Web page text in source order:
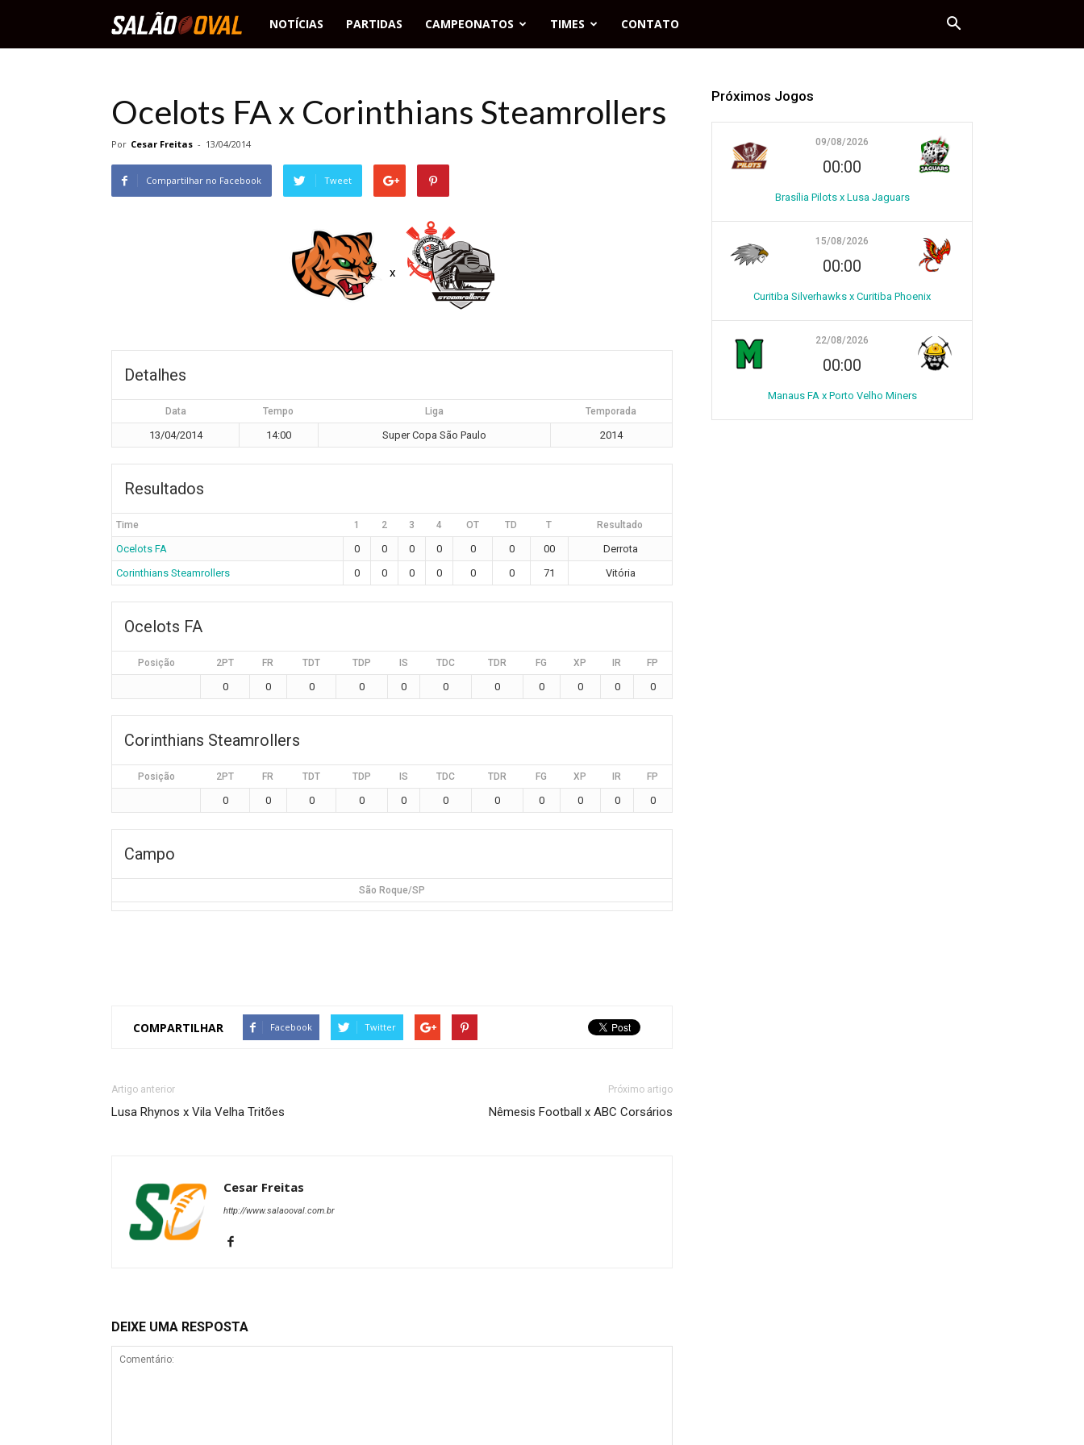
Salão
NOTÍCIAS PARTIDAS CAMPEONATOS TIMES CONTATO
Ocelots FA x Corinthians Steamrollers
Por Cesar Freitas - 13/04/2014
Compartilhar no Facebook Tweet
x
Detalhes
Data Tempo Liga Temporada
13/04/2014 14:00 Super Copa São Paulo 2014
Resultados
Time 1 2 3 4 OT TD T Resultado
Ocelots FA 0 0 0 0 0 0 00
Derrota
Corinthians Steamrollers
0 0 0 0 0 0 71 Vitória
Ocelots FA
Posição 2PT FR TDT TDP IS TDC TDR FG XP IR FP
0 0 0 0 0 0 0 0 0 0 0
Corinthians Steamrollers
Posição 2PT FR TDT TDP IS TDC TDR FG XP IR FP
0 0 0 0 0 0 0 0 0 0 0
Campo
São Roque/SP
COMPARTILHAR Facebook Twitter
Artigo anterior
Lusa Rhynos x Vila Velha Tritões
Próximo artigo
Nêmesis Football x ABC Corsários
Cesar Freitas
http://www.salaooval.com.br
DEIXE UMA RESPOSTA
Próximos Jogos
09/08/2026
00:00
Brasília Pilots x Lusa Jaguars
15/08/2026
00:00
Curitiba Silverhawks x Curitiba Phoenix
22/08/2026
00:00
Manaus FA x Porto Velho Miners